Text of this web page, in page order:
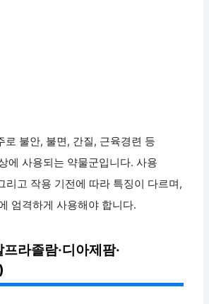
로 불안, 불면, 간질, 근육경련 등
에 사용되는 약물군입니다. 사용
리고 작용 기전에 따라 특징이 다르며,
엄격하게 사용해야 합니다.
라졸람·디아제팜·